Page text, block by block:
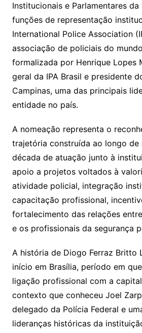
Institucionais e Parlamentares da
funções de representação
International Police Association
associação de policiais do
formalizada por Henrique Lopes
geral da IPA Brasil e presidente
Campinas, uma das principais
entidade no país.
A nomeação representa o
trajetória construída ao longo de
década de atuação junto à
apoio a projetos voltados à
atividade policial, integração
capacitação profissional,
fortalecimento das relações
e os profissionais da segurança
A história de Diogo Ferraz Britto
início em Brasília, período em
ligação profissional com a
contexto que conheceu Joel
delegado da Polícia Federal e
lideranças históricas da